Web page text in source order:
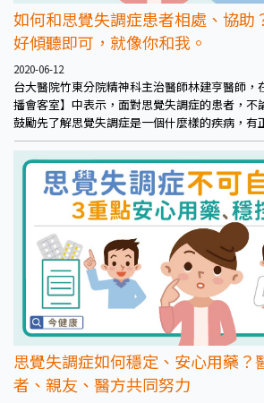
如何和思覺失調症患者相處、協助
好傾聽即可，就像你和我。
2020-06-12
台大醫院竹東分院精神科主治醫師林建亨醫師，
播會客室】中表示，面對思覺失調症的患者，不
鼓勵先了解思覺失調症是一個什麼樣的疾病，有
會因為未知的恐懼為對方貼上社會問題的標籤。
思覺失調症如何穩定、安心用藥？
者、親友、醫方共同努力